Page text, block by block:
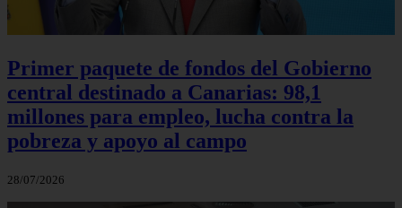
Primer paquete de fondos del Gobierno
central destinado a Canarias: 98,1
millones para empleo, lucha contra la
pobreza y apoyo al campo
28/07/2026